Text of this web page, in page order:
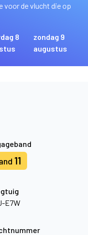
voor de vlucht die op
8
zondag 9
augustus
11
E7W